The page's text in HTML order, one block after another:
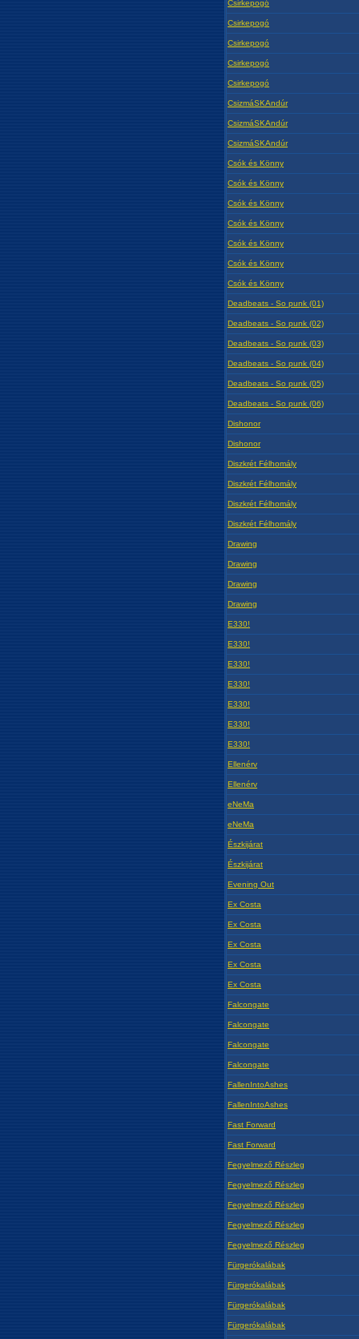
Csirkepogó
Csirkepogó
Csirkepogó
Csirkepogó
Csirkepogó
CsizmáSKAndúr
CsizmáSKAndúr
CsizmáSKAndúr
Csók és Könny
Csók és Könny
Csók és Könny
Csók és Könny
Csók és Könny
Csók és Könny
Csók és Könny
Deadbeats - So punk (01)
Deadbeats - So punk (02)
Deadbeats - So punk (03)
Deadbeats - So punk (04)
Deadbeats - So punk (05)
Deadbeats - So punk (06)
Dishonor
Dishonor
Diszkrét Félhomály
Diszkrét Félhomály
Diszkrét Félhomály
Diszkrét Félhomály
Drawing
Drawing
Drawing
Drawing
E330!
E330!
E330!
E330!
E330!
E330!
E330!
Ellenérv
Ellenérv
eNeMa
eNeMa
Észkijárat
Észkijárat
Evening Out
Ex Costa
Ex Costa
Ex Costa
Ex Costa
Ex Costa
Falcongate
Falcongate
Falcongate
Falcongate
FallenIntoAshes
FallenIntoAshes
Fast Forward
Fast Forward
Fegyelmező Részleg
Fegyelmező Részleg
Fegyelmező Részleg
Fegyelmező Részleg
Fegyelmező Részleg
Fürgerókalábak
Fürgerókalábak
Fürgerókalábak
Fürgerókalábak